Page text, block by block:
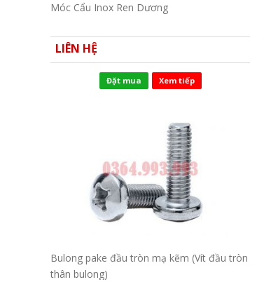
Móc Cẩu Inox Ren Dương
LIÊN HỆ
Đặt mua Xem tiếp
Bulong pake đầu tròn mạ kẽm (Vít đầu tròn
thân bulong)